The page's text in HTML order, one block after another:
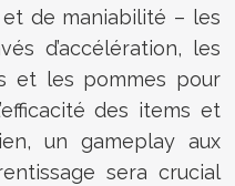
et de maniabilité – les
d’accélération, les
et les pommes pour
des items et
un gameplay aux
sera crucial